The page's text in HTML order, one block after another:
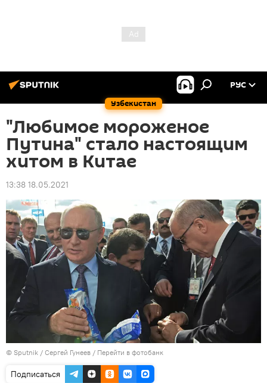
Узбекистан
РУС
"Любимое мороженое
Путина" стало настоящим
хитом в Китае
13:38 18.05.2021
© Sputnik / Сергей Гунеев / Перейти в фотобанк
Подписаться